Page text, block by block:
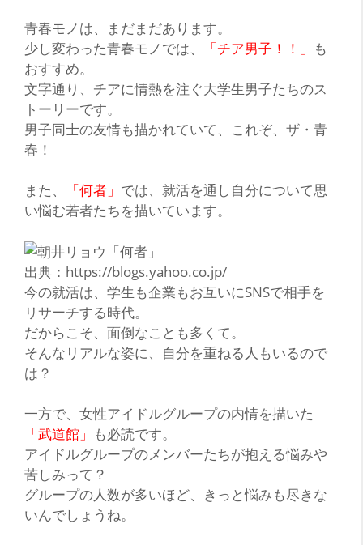
青春モノは、まだまだあります。
少し変わった青春モノでは、
「チア男子！！」 も
おすすめ。
文字通り、チアに情熱を注ぐ大学生男子たちのス
トーリーです。
男子同士の友情も描かれていて、これぞ、ザ・青
春！
また、 「何者」 では、就活を通し自分について思
い悩む若者たちを描いています。
出典：https://blogs.yahoo.co.jp/
今の就活は、学生も企業もお互いにSNSで相手を
リサーチする時代。
だからこそ、面倒なことも多くて。
そんなリアルな姿に、自分を重ねる人もいるので
は？
一方で、女性アイドルグループの内情を描いた
「武道館」 も必読です。
アイドルグループのメンバーたちが抱える悩みや
苦しみって？
グループの人数が多いほど、きっと悩みも尽きな
いんでしょうね。